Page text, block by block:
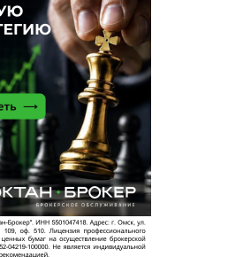
2025 в 16:31:
Что он делает? Что хорошего
региона? У нас нормальная
как любая другая думает в свои
том, о чем думал и товарищ
явно не про завод мечтал и не
не знаю 12 июня 2025 в 15:05:
заняты фестивалями
награждениями.... в общем всем тем
работы нет зато есть много